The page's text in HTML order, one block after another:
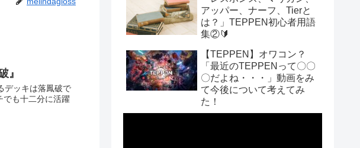
』
デッキは落鳳破で
も十二分に活躍
アッパー、ナーフ、Tierと
は？」TEPPEN初心者用語
集②🔰
【TEPPEN】オワコン？
「最近のTEPPENって〇〇
〇だよね・・・」動画をみ
て今後について考えてみ
た！